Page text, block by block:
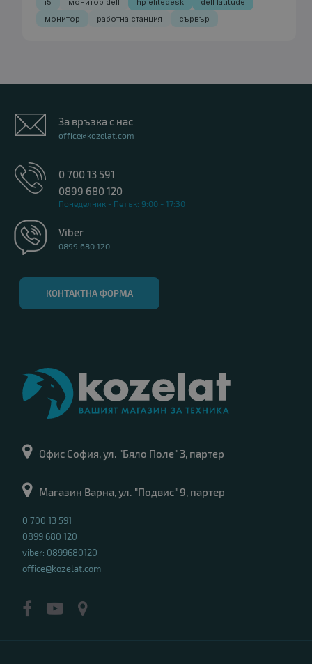
монитор
работна станция сървър
За връзка с нас
office@kozelat.com
0 700 13 591
0899 680 120
Понеделник - Петък: 9:00 - 17:30
Viber
0899 680 120
КОНТАКТНА ФОРМА
Офис София, ул. "Бяло Поле" 3, партер
Магазин Варна, ул. "Подвис" 9, партер
0 700 13 591
0899 680 120
viber: 0899680120
office@kozelat.com